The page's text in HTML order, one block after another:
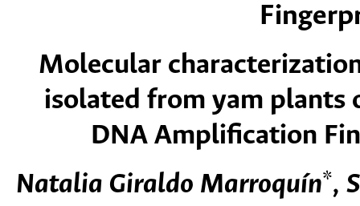
Molecular
isolated from yam plants
DNA Amplification
Natalia Giraldo Marroquín*,